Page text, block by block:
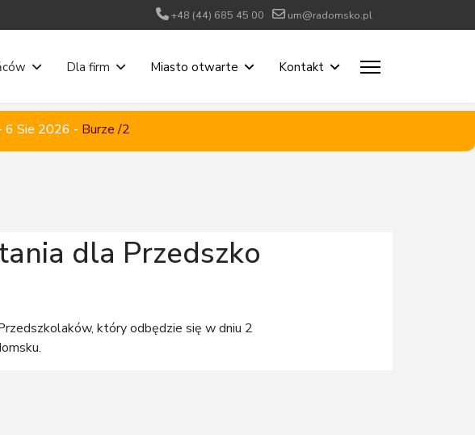
+48 (44) 685 45 00 um@radomsko.pl
Dla firm Miasto otwarte Kontakt
6 Sie 2026 - Burze /2
dla Przedszko
który odbędzie się w dniu 2